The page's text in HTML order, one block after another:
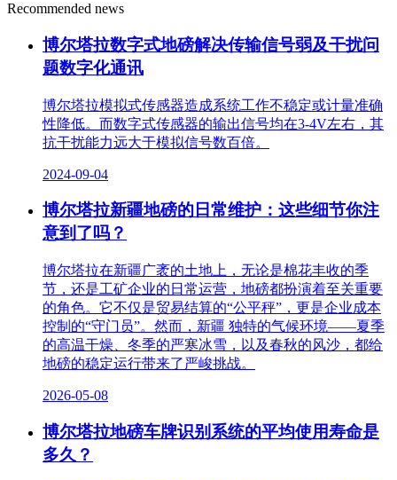
Recommended news
博尔塔拉数字式地磅解决传输信号弱及干扰问
题数字化通讯
博尔塔拉模拟式传感器造成系统工作不稳定或计量准确
性降低。而数字式传感器的输出信号均在3-4V左右，其
抗干扰能力远大于模拟信号数百倍。
2024-09-04
博尔塔拉新疆地磅的日常维护：这些细节你注
意到了吗？
博尔塔拉在新疆广袤的土地上，无论是棉花丰收的季
节，还是工矿企业的日常运营，地磅都扮演着至关重要
的角色。它不仅是贸易结算的“公平秤”，更是企业成本
控制的“守门员”。然而，新疆 独特的气候环境——夏季
的高温干燥、冬季的严寒冰雪，以及春秋的风沙，都给
地磅的稳定运行带来了严峻挑战。
2026-05-08
博尔塔拉地磅车牌识别系统的平均使用寿命是
多久？